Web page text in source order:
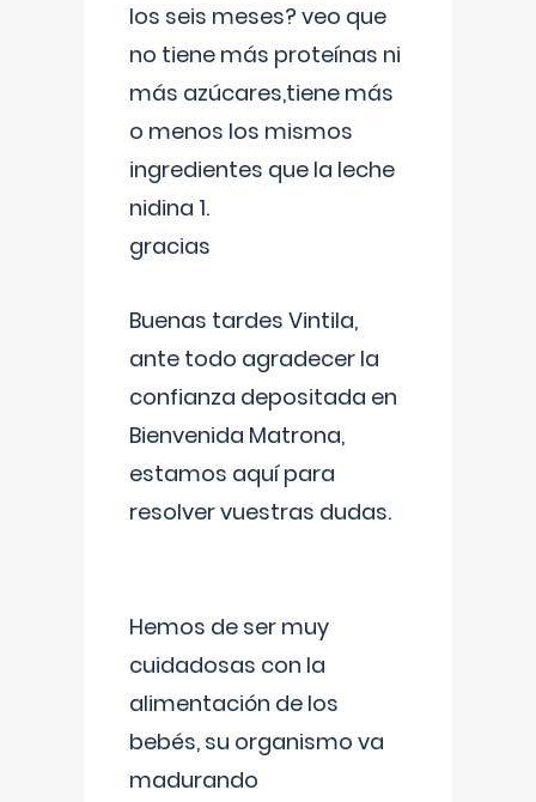
los seis meses? veo que
no tiene más proteínas ni
más azúcares,tiene más
o menos los mismos
ingredientes que la leche
nidina 1.
gracias
Buenas tardes Vintila,
ante todo agradecer la
confianza depositada en
Bienvenida Matrona,
estamos aquí para
resolver vuestras dudas.
Hemos de ser muy
cuidadosas con la
alimentación de los
bebés, su organismo va
madurando